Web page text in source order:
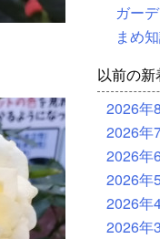
ガー
まめ
以前の
2026年
2026年
2026年
2026年
2026年
2026年